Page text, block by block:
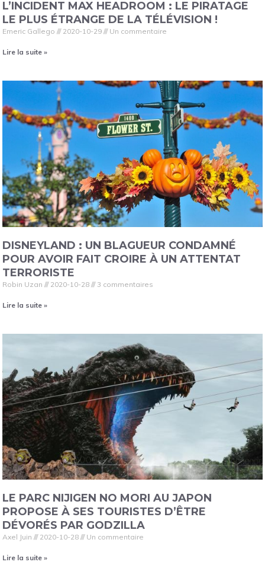
L’INCIDENT MAX HEADROOM : LE PIRATAGE
LE PLUS ÉTRANGE DE LA TÉLÉVISION !
Emeric Gallego 2020-10-29 Un commentaire
Lire la suite »
DISNEYLAND : UN BLAGUEUR CONDAMNÉ
POUR AVOIR FAIT CROIRE À UN ATTENTAT
TERRORISTE
Robin Uzan 2020-10-28 3 commentaires
Lire la suite »
LE PARC NIJIGEN NO MORI AU JAPON
PROPOSE À SES TOURISTES D’ÊTRE
DÉVORÉS PAR GODZILLA
Axel Juin 2020-10-28 Un commentaire
Lire la suite »